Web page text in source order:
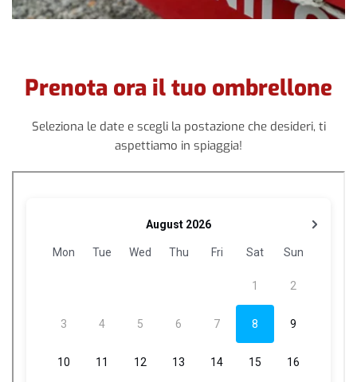
Prenota ora il tuo ombrellone
Seleziona le date e scegli la postazione che desideri, ti
aspettiamo in spiaggia!